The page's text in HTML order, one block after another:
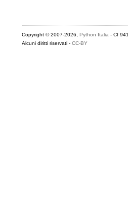
Copyright © 2007-2026, Python Italia - Cf
Alcuni diritti riservati - CC-BY